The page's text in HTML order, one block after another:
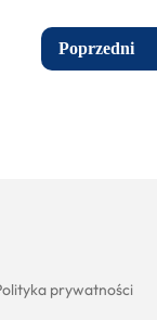
Poprzedni
prywatności